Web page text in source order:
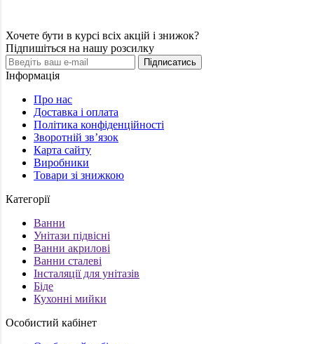
Хочете бути в курсі всіх акцій і знижок?
Підпишіться на нашу розсилку
Підписатись
Інформація
Про нас
Доставка і оплата
Політика конфіденційності
Зворотній зв’язок
Карта сайту
Виробники
Товари зі знижкою
Категорії
Ванни
Унітази підвісні
Ванни акрилові
Ванни сталеві
Інсталяції для унітазів
Біде
Кухонні мийки
Особистий кабінет